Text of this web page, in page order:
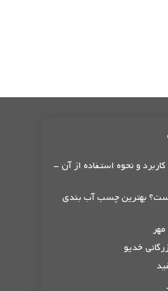
و نحوه استفاده از آن –
بهترین چسب آب بندی